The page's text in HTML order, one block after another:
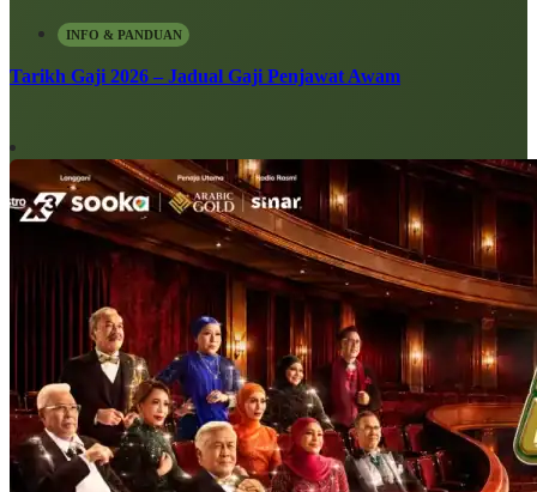
INFO & PANDUAN
Tarikh Gaji 2026 – Jadual Gaji Penjawat Awam